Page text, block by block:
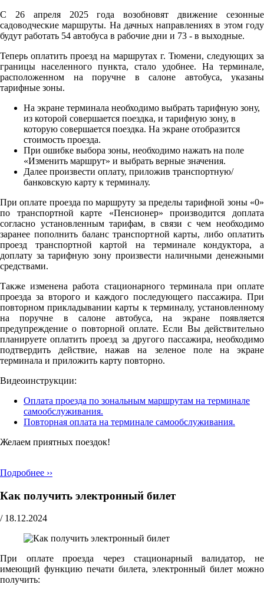
С 26 апреля 2025 года возобновят движение сезонные
садоводческие маршруты. На дачных направлениях в этом году
будут работать 54 автобуса в рабочие дни и 73 - в выходные.
Теперь оплатить проезд на маршрутах г. Тюмени, следующих за
границы населенного пункта, стало удобнее. На терминале,
расположенном на поручне в салоне автобуса, указаны
тарифные зоны.
На экране терминала необходимо выбрать тарифную зону,
из которой совершается поездка, и тарифную зону, в
которую совершается поездка. На экране отобразится
стоимость проезда.
При ошибке выбора зоны, необходимо нажать на поле
«Изменить маршрут» и выбрать верные значения.
Далее произвести оплату, приложив транспортную/
банковскую карту к терминалу.
При оплате проезда по маршруту за пределы тарифной зоны «0»
по транспортной карте «Пенсионер» производится доплата
согласно установленным тарифам, в связи с чем необходимо
заранее пополнить баланс транспортной карты, либо оплатить
проезд транспортной картой на терминале кондуктора, а
доплату за тарифную зону произвести наличными денежными
средствами.
Также изменена работа стационарного терминала при оплате
проезда за второго и каждого последующего пассажира. При
повторном прикладывании карты к терминалу, установленному
на поручне в салоне автобуса, на экране появляется
предупреждение о повторной оплате. Если Вы действительно
планируете оплатить проезд за другого пассажира, необходимо
подтвердить действие, нажав на зеленое поле на экране
терминала и приложить карту повторно.
Видеоинструкции:
Оплата проезда по зональным маршрутам на терминале
самообслуживания.
Повторная оплата на терминале самообслуживания.
Желаем приятных поездок!
Подробнее ››
Как получить электронный билет
/ 18.12.2024
При оплате проезда через стационарный валидатор, не
имеющий функцию печати билета, электронный билет можно
получить: